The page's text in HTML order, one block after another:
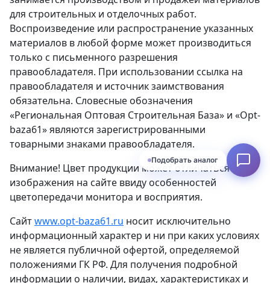
для строительных и отделочных работ.
Воспроизведение или распространение указанных
материалов в любой форме может производиться
только с письменного разрешения
правообладателя. При использовании ссылка на
правообладателя и источник заимствования
обязательна. Словесные обозначения
«Региональная Оптовая Строительная База» и «Opt-
baza61» являются зарегистрированными
товарными знаками правообладателя.
Внимание! Цвет продукции может отличаться от
изображения на сайте ввиду особенностей
цветопередачи монитора и восприятия.
Сайтwww.opt-baza61.ru носит исключительно
информационный характер и ни при каких условиях
не является публичной офертой, определяемой
положениями ГК РФ. Для получения подробной
информации о наличии, видах, характеристиках и
Подобрать аналог